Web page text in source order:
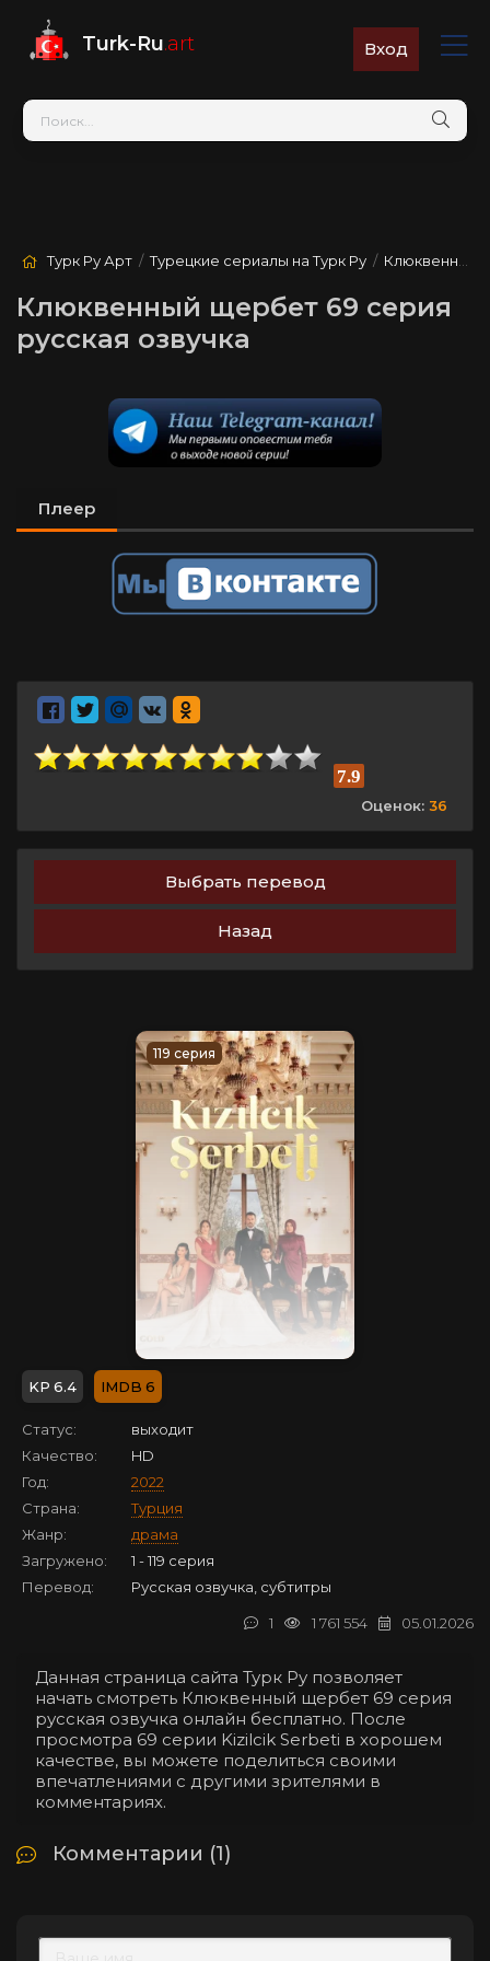
Turk-Ru.art Вход
Турк Ру Арт /Турецкие сериалы на Турк Ру / Клюквенный щербет
Клюквенный щербет 69 серия
русская озвучка
Плеер
7.9
Оценок: 36
Выбрать перевод
Назад
119 серия
6.4 6
Статус:
выходит
Качество:
HD
Год:
2022
Страна:
Турция
Жанр:
драма
Загружено:
1 - 119 серия
Перевод:
Русская озвучка, субтитры
05.01.2026
1 761 554
1
Данная страница сайта Турк Ру позволяет
начать смотреть Клюквенный щербет 69 серия
русская озвучка онлайн бесплатно. После
просмотра 69 серии Kizilcik Serbeti в хорошем
качестве, вы можете поделиться своими
впечатлениями с другими зрителями в
комментариях.
Комментарии (1)